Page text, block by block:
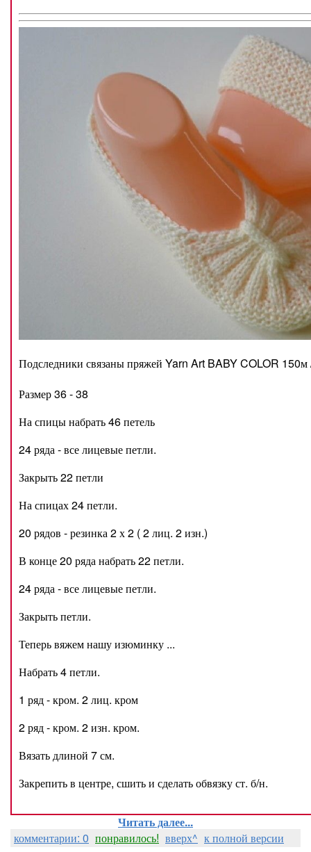
Подследники связаны пряжей Yarn Art BABY COLOR
Размер 36 - 38
На спицы набрать 46 петель
24 ряда - все лицевые петли.
Закрыть 22 петли
На спицах 24 петли.
20 рядов - резинка 2 х 2 ( 2 лиц. 2 изн.)
В конце 20 ряда набрать 22 петли.
24 ряда - все лицевые петли.
Закрыть петли.
Теперь вяжем нашу изюминку ...
Набрать 4 петли.
1 ряд - кром. 2 лиц. кром
2 ряд - кром. 2 изн. кром.
Вязать длиной 7 см.
Закрепить в центре, сшить и сделать обвязку ст. б/н.
Читать далее...
комментарии: 0 понравилось! вверх^ к полной версии